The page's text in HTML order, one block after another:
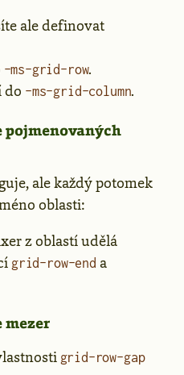
ale definovat
-ms-grid-row.
do -ms-grid-column.
pojmenovaných
ale každý potomek
oblasti:
z oblastí udělá
grid-row-end a
mezer
grid-row-gap